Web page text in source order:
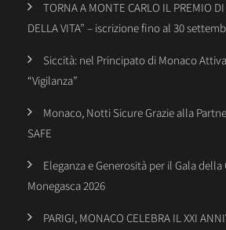
TORNA A MONTE CARLO IL PREMIO
DELLA VITA” – iscrizione fino al 30
Siccità: nel Principato di Monaco
“Vigilanza”
Monaco, Notti Sicure Grazie alla
SAFE
Eleganza e Generosità per il Gala della
Monegasca 2026
PARIGI, MONACO CELEBRA IL XXI